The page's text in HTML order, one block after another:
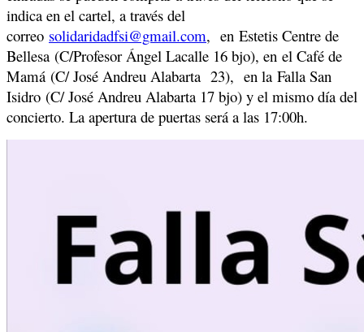
indica en el cartel, a través del
correo solidaridadfsi@gmail.com, en Estetis Centre de
Bellesa (C/Profesor Ángel Lacalle 16 bjo), en el Café de
Mamá (C/ José Andreu Alabarta 23), en la Falla San
Isidro (C/ José Andreu Alabarta 17 bjo) y el mismo día del
concierto. La apertura de puertas será a las 17:00h.